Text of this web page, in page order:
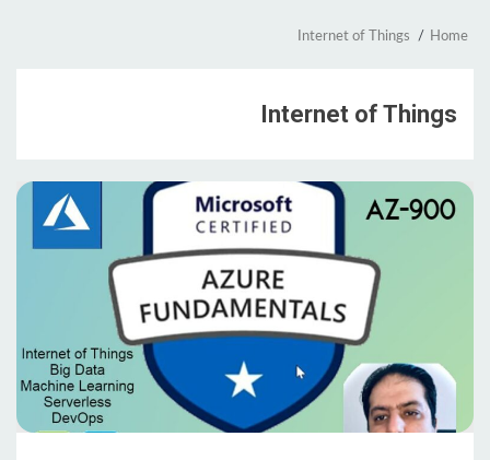
Home
Internet of Things
Internet of Things